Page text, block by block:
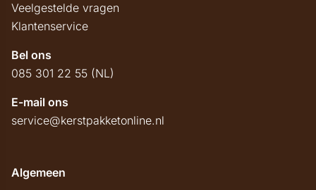
Veelgestelde vragen
Klantenservice
Bel ons
085 301 22 55 (NL)
E-mail ons
service@kerstpakketonline.nl
Algemeen